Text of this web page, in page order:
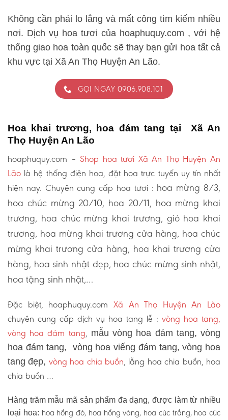
Không cần phải lo lắng và mất công tìm kiếm nhiều
nơi. Dịch vụ hoa tươi của hoaphuquy.com , với hệ
thống giao hoa toàn quốc sẽ thay bạn gửi hoa tất cả
khu vực tại Xã An Thọ Huyện An Lão.
GỌI NGAY 0906.908.101
Hoa khai trương, hoa đám tang tại Xã An
Thọ Huyện An Lão
hoaphuquy.com – Shop hoa tươi Xã An Thọ Huyện An
Lão là hệ thống điện hoa, đặt hoa trực tuyến uy tín nhất
hiện nay. Chuyên cung cấp hoa tươi : hoa mừng 8/3,
hoa chúc mừng 20/10, hoa 20/11, hoa mừng khai
trương, hoa chúc mừng khai trương, giỏ hoa khai
trương, hoa mừng khai trương cửa hàng, hoa chúc
mừng khai trương cửa hàng, hoa khai trương cửa
hàng, hoa sinh nhật đẹp, hoa chúc mừng sinh nhật,
hoa tặng sinh nhật,…
Đặc biệt, hoaphuquy.com Xã An Thọ Huyện An Lão
chuyên cung cấp dịch vụ hoa tang lễ : vòng hoa tang,
vòng hoa đám tang, mẫu vòng hoa đám tang, vòng
hoa đám tang, vòng hoa viếng đám tang, vòng hoa
tang đẹp, vòng hoa chia buồn, lẵng hoa chia buồn, hoa
chia buồn …
Hàng trăm mẫu mã sản phẩm đa dạng, được làm từ nhiều
loại hoa: hoa hồng đỏ, hoa hồng vàng, hoa cúc trắng, hoa cúc